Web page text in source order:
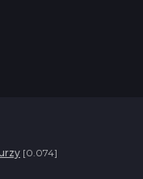
[0.074]